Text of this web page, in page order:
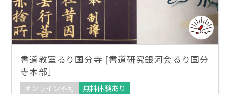
書道教室るり国分寺 [書道研究銀河会るり国分
寺本部］
オンライン不可
無料体験あり